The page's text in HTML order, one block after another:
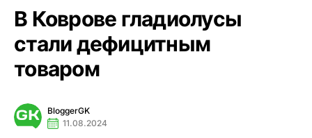
В Коврове гладиолусы
стали дефицитным
товаром
BloggerGK
11.08.2024